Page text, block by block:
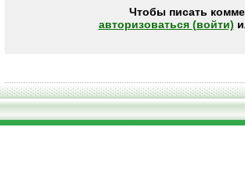
Чтобы писать
авторизоваться (войти)